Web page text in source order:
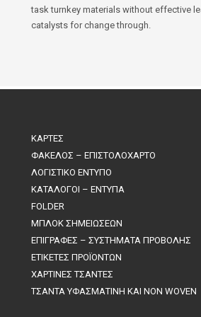
task turnkey materials without effective
catalysts for change through.
ΚΑΡΤΕΣ
ΦΑΚΕΛΟΣ – ΕΠΙΣΤΟΛΟΧΑΡΤΟ
ΛΟΓΙΣΤΙΚΟ ΕΝΤΥΠΟ
ΚΑΤΑΛΟΓΟΙ – ΕΝΤΥΠΑ
FOLDER
ΜΠΛΟΚ ΣΗΜΕΙΩΣΕΩΝ
ΕΠΙΓΡΑΦΕΣ – ΣΥΣΤΗΜΑΤΑ ΠΡΟΒΟΛΗΣ
ΕΤΙΚΕΤΕΣ ΠΡΟΪΟΝΤΩΝ
ΧΑΡΤΙΝΕΣ ΤΣΑΝΤΕΣ
ΤΣΑΝΤΑ ΥΦΑΣΜΑΤΙΝΗ ΚΑΙ NON WOVEN